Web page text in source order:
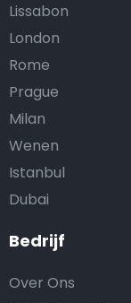
Bedrijf
Over Ons
Lissabon
London
Rome
Prague
Milan
Wenen
Istanbul
Dubai